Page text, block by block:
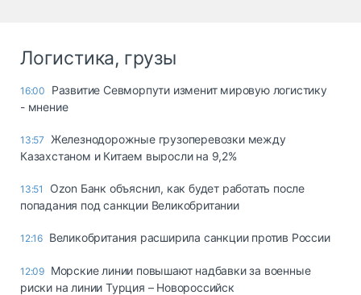
Логистика, грузы
16:00
Развитие Севморпути изменит мировую логистику
- мнение
13:57
Железнодорожные грузоперевозки между
Казахстаном и Китаем выросли на 9,2%
13:51
Ozon Банк объяснил, как будет работать после
попадания под санкции Великобритании
12:16 Великобритания расширила санкции против России
12:09 Морские линии повышают надбавки за военные
риски на линии Турция – Новороссийск